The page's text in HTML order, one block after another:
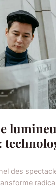
des